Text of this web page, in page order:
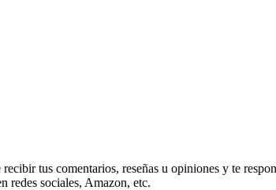
recibir tus comentarios, reseñas u opiniones y te
redes sociales, Amazon, etc.